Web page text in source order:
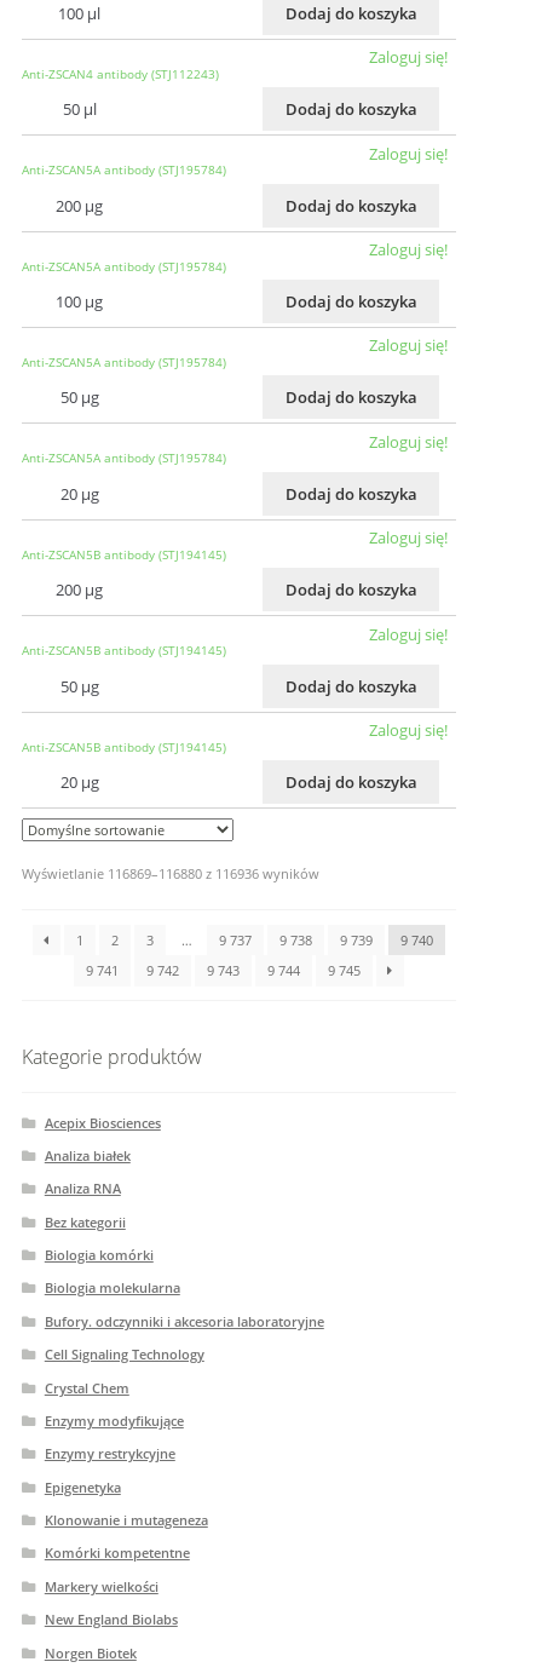
100 µl Dodaj do koszyka
Anti-ZSCAN4 antibody (STJ112243)
50 µl
Zaloguj się!
Dodaj do koszyka
Anti-ZSCAN5A antibody (STJ195784)
200 µg
Zaloguj się!
Dodaj do koszyka
Anti-ZSCAN5A antibody (STJ195784)
100 µg
Zaloguj się!
Dodaj do koszyka
Anti-ZSCAN5A antibody (STJ195784)
50 µg
Zaloguj się!
Dodaj do koszyka
Anti-ZSCAN5A antibody (STJ195784)
20 µg
Zaloguj się!
Dodaj do koszyka
Anti-ZSCAN5B antibody (STJ194145)
200 µg
Zaloguj się!
Dodaj do koszyka
Anti-ZSCAN5B antibody (STJ194145)
50 µg
Zaloguj się!
Dodaj do koszyka
Anti-ZSCAN5B antibody (STJ194145)
20 µg
Zaloguj się!
Dodaj do koszyka
Wyświetlanie 116869–116880 z 116936 wyników
1 2 3 … 9 737 9 738 9 739
9 740
9 741
9 742 9 743 9 744 9 745
Kategorie produktów
Acepix Biosciences
Analiza białek
Analiza RNA
Bez kategorii
Biologia komórki
Biologia molekularna
Bufory. odczynniki i akcesoria laboratoryjne
Cell Signaling Technology
Crystal Chem
Enzymy modyfikujące
Enzymy restrykcyjne
Epigenetyka
Klonowanie i mutageneza
Komórki kompetentne
Markery wielkości
New England Biolabs
Norgen Biotek